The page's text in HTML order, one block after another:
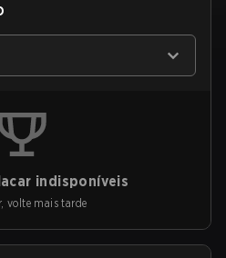
indisponíveis
volte mais tarde